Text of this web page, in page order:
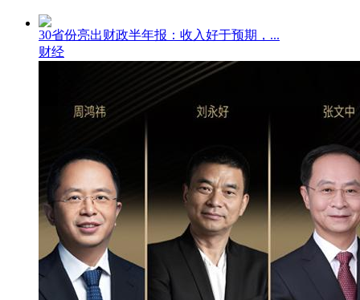
30省份亮出财政半年报：收入好于预期，...
财经